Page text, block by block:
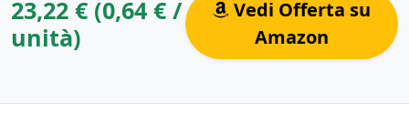
23,22 € (0,64 € /
unità)
Vedi Offerta su
Amazon